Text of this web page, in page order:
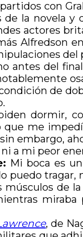
con
la novela y
actores
Alfredson en
antes del
de
dormir,
me
embargo,
a mi peor
Mi boca es
puedo tragar,
músculos de
miraba
, de